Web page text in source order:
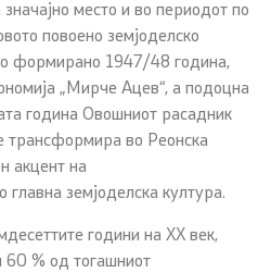
место и во периодот по
повоено земјоделско
формирано 1947/48 година,
„Мирче Ацев“, а подоцна
година Овошниот расадник
трансформира во Реонска
акцент на
главна земјоделска култура.
години на XX век,
60 % од тогашниот